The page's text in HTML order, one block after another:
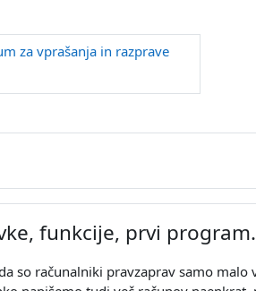
za vprašanja in razprave
funkcije, prvi program.
so računalniki pravzaprav samo